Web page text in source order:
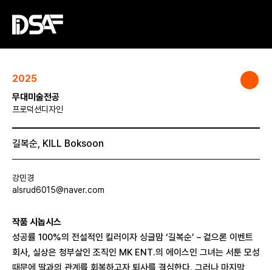
2025
무대미술전공
프로덕션디자인
길복순, KILL Boksoon
강민경
alsrud6015@naver.com
작품 시놉시스
성공률 100%의 전설적인 킬러이자 싱글맘 ‘길복순’ – 겉으론 이벤트
회사, 실상은 청부살인 조직인 MK ENT.의 에이스인 그녀는 서툰 모성
때문에 딸과의 관계를 회복하고자 퇴사를 결심한다. 그러나 마지막